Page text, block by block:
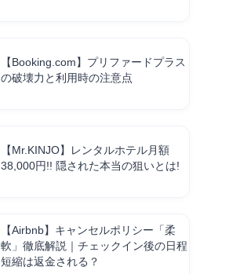
【Booking.com】プリファードプラス
の破壊力と利用時の注意点
【Mr.KINJO】レンタルホテル月額
38,000円!! 隠された本当の狙いとは!
【Airbnb】キャンセルポリシー「柔
軟」徹底解説｜チェックイン後の日程
短縮は返金される？